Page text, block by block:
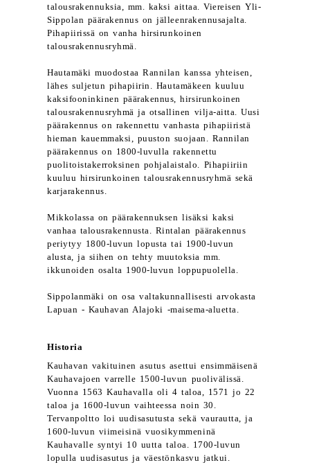
talousrakennuksia, mm. kaksi aittaa. Viereisen Yli-
Sippolan päärakennus on jälleenrakennusajalta.
Pihapiirissä on vanha hirsirunkoinen
talousrakennusryhmä.
Hautamäki muodostaa Rannilan kanssa yhteisen,
lähes suljetun pihapiirin. Hautamäkeen kuuluu
kaksifooninkinen päärakennus, hirsirunkoinen
talousrakennusryhmä ja otsallinen vilja-aitta. Uusi
päärakennus on rakennettu vanhasta pihapiiristä
hieman kauemmaksi, puuston suojaan. Rannilan
päärakennus on 1800-luvulla rakennettu
puolitoistakerroksinen pohjalaistalo. Pihapiiriin
kuuluu hirsirunkoinen talousrakennusryhmä sekä
karjarakennus.
Mikkolassa on päärakennuksen lisäksi kaksi
vanhaa talousrakennusta. Rintalan päärakennus
periytyy 1800-luvun lopusta tai 1900-luvun
alusta, ja siihen on tehty muutoksia mm.
ikkunoiden osalta 1900-luvun loppupuolella.
Sippolanmäki on osa valtakunnallisesti arvokasta
Lapuan - Kauhavan Alajoki -maisema-aluetta.
Historia
Kauhavan vakituinen asutus asettui ensimmäisenä
Kauhavajoen varrelle 1500-luvun puolivälissä.
Vuonna 1563 Kauhavalla oli 4 taloa, 1571 jo 22
taloa ja 1600-luvun vaihteessa noin 30.
Tervanpoltto loi uudisasutusta sekä vaurautta, ja
1600-luvun viimeisinä vuosikymmeninä
Kauhavalle syntyi 10 uutta taloa. 1700-luvun
lopulla uudisasutus ja väestönkasvu jatkui.